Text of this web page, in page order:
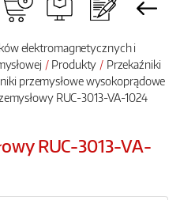
elektromagnetycznych i
Produkty
Przekaźniki
przemysłowe wysokoprądowe
RUC-3013-VA-1024
RUC-3013-VA-